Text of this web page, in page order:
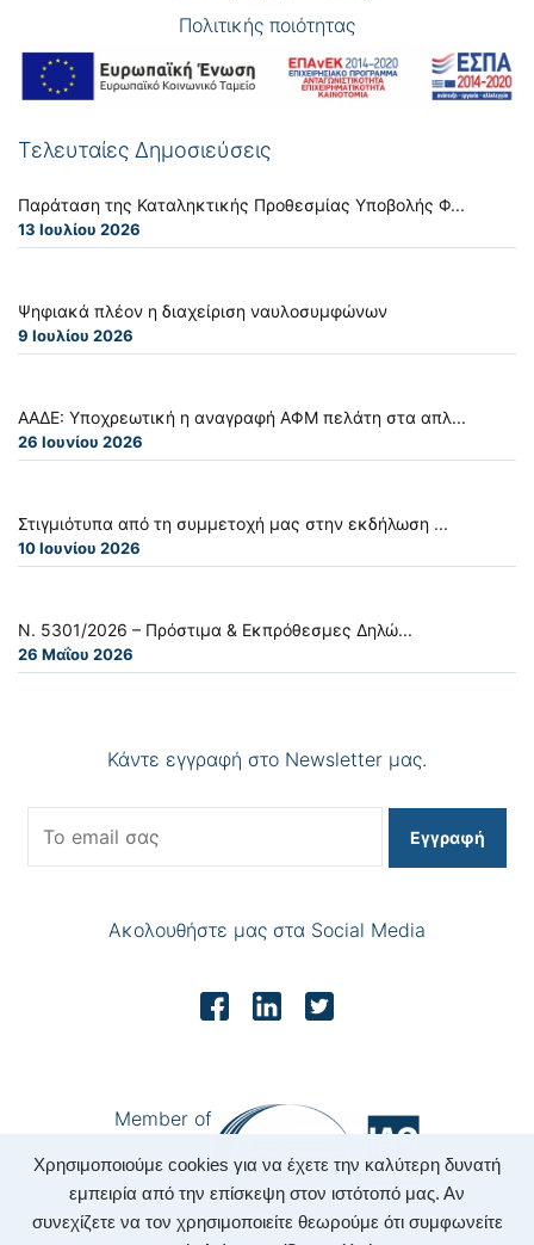
Χρησιμοποιούμε cookies για να έχετε την καλύτερη δυνατή
εμπειρία από την επίσκεψη στον ιστότοπό μας. Αν
συνεχίζετε να τον χρησιμοποιείτε θεωρούμε ότι συμφωνείτε
Πολιτικής ποιότητας
Τελευταίες Δημοσιεύσεις
Παράταση της Καταληκτικής Προθεσμίας Υποβολής Φ...
13 Ιουλίου 2026
Ψηφιακά πλέον η διαχείριση ναυλοσυμφώνων
9 Ιουλίου 2026
ΑΑΔΕ: Υποχρεωτική η αναγραφή ΑΦΜ πελάτη στα απλ...
26 Ιουνίου 2026
Στιγμιότυπα από τη συμμετοχή μας στην εκδήλωση ...
10 Ιουνίου 2026
Ν. 5301/2026 – Πρόστιμα & Εκπρόθεσμες Δηλώ...
26 Μαΐου 2026
Κάντε εγγραφή στο Newsletter μας.
Εγγραφή
Ακολουθήστε μας στα Social Media
Member of